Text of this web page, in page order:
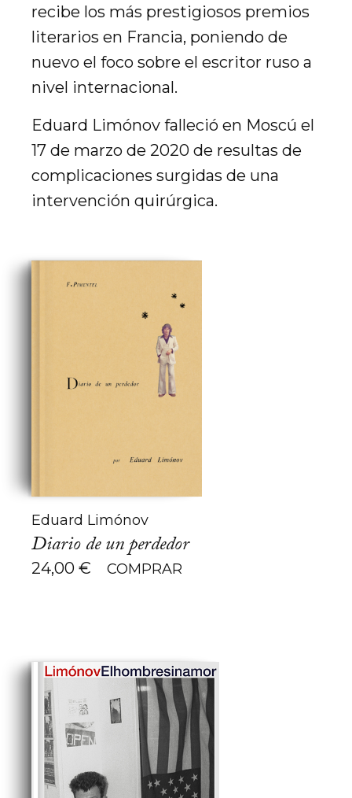
recibe los más prestigiosos premios
literarios en Francia, poniendo de
nuevo el foco sobre el escritor ruso a
nivel internacional.
Eduard Limónov falleció en Moscú el
17 de marzo de 2020 de resultas de
complicaciones surgidas de una
intervención quirúrgica.
Eduard Limónov
Diario de un perdedor
24,00 € COMPRAR